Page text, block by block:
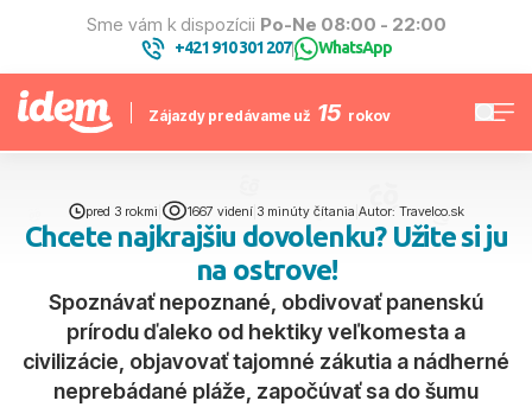
Sme vám k dispozícii Po-Ne 08:00 - 22:00
+421 910 301 207| WhatsApp
Zájazdy predávame už 15 rokov
pred 3 rokmi 1667 videní| 3 minúty čítania Autor: Travelco.sk
Chcete najkrajšiu dovolenku? Užite si ju
na ostrove!
Spoznávať nepoznané, obdivovať panenskú
prírodu ďaleko od hektiky veľkomesta a
civilizácie, objavovať tajomné zákutia a nádherné
neprebádané pláže, započúvať sa do šumu